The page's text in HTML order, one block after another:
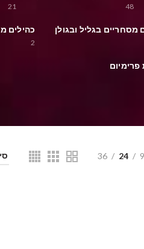
48
21
מסחריים בגליל ובגולן כהילים
2
פרימיום
9
24
36